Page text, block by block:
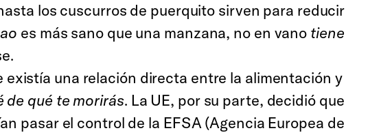
los cuscurros de puerquito sirven para reducir
es más sano que una manzana, no en vano tiene
una relación directa entre la alimentación y
de qué te morirás. La UE, por su parte, decidió que
pasar el control de la EFSA (Agencia Europea de